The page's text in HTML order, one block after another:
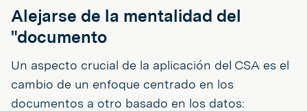
Alejarse de la mentalidad del
"documento
Un aspecto crucial de la aplicación del CSA es el
cambio de un enfoque centrado en los
documentos a otro basado en los datos: